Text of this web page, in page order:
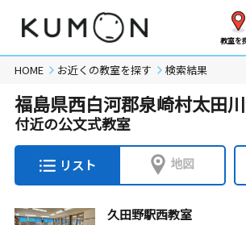
教室を
HOME お近くの教室を探す 検索結果
福島県西白河郡泉崎村太田
付近の公文式教室
リスト 地図
久田野駅西教室